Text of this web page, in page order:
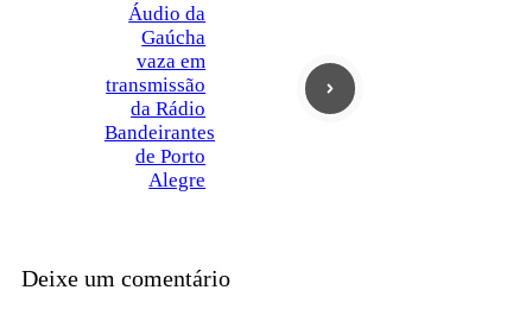
Áudio da
Gaúcha
vaza em
transmissão
da Rádio
Bandeirantes
de Porto
Alegre
Deixe um comentário